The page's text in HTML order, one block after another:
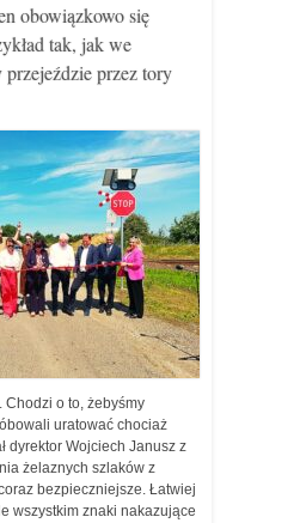
obowiązkowo się
tak, jak we
przez tory
Chodzi o to, żebyśmy
uratować chociaż
dyrektor Wojciech Janusz z
żelaznych szlaków z
bezpieczniejsze. Łatwiej
wszystkim znaki nakazujące